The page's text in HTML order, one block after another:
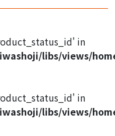
libs/views/
libs/views/
in
libs/views/
in
libs/views/